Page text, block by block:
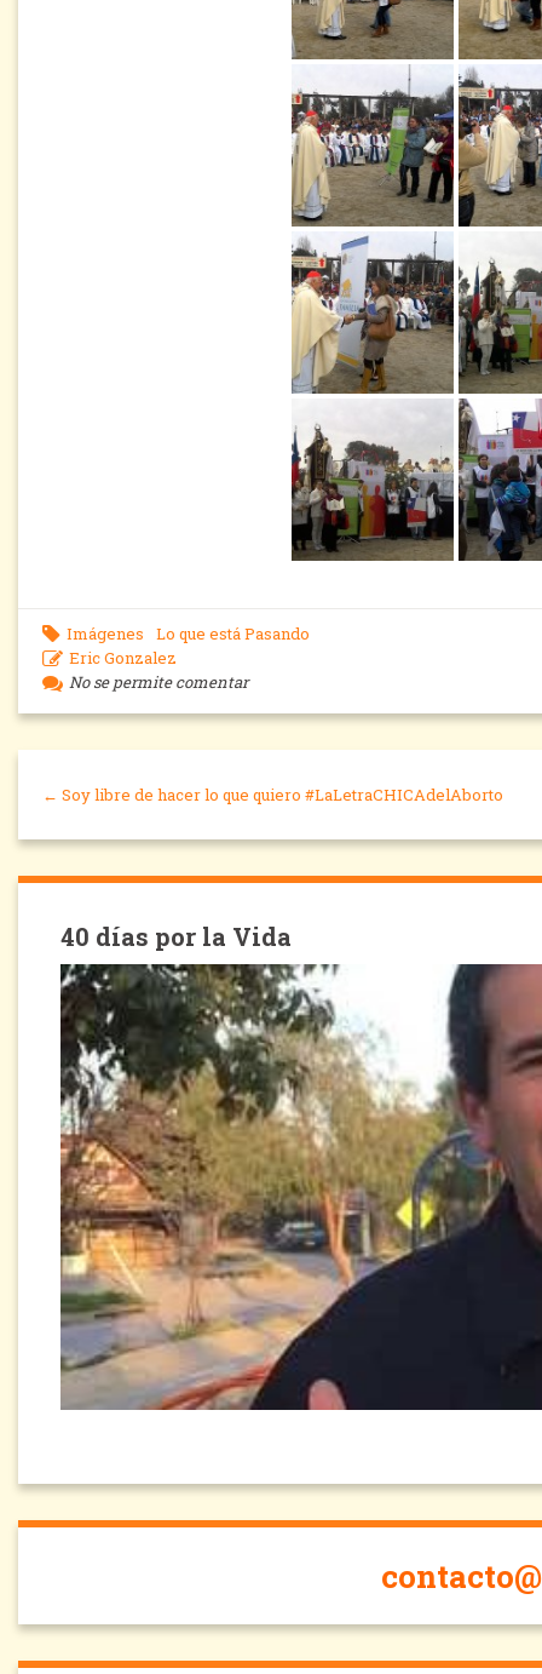
Imágenes
Lo que está Pasando
Eric Gonzalez
No se permite comentar
← Soy libre de hacer lo que quiero #LaLetraCHICAdelAborto
40 días por la Vida